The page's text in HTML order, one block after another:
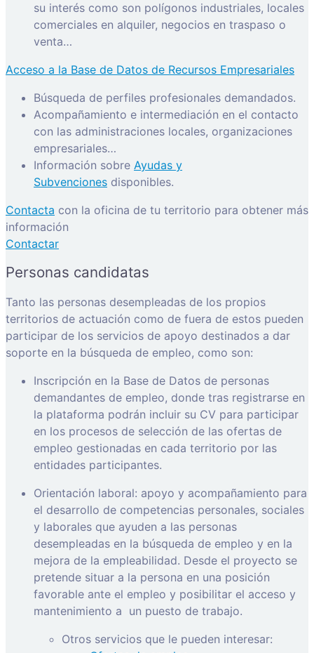
su interés como son polígonos industriales, locales
comerciales en alquiler, negocios en traspaso o
venta…
Acceso a la Base de Datos de Recursos Empresariales
Búsqueda de perfiles profesionales demandados.
Acompañamiento e intermediación en el contacto
con las administraciones locales, organizaciones
empresariales…
Información sobre Ayudas y
Subvenciones disponibles.
Contacta con la oficina de tu territorio para obtener más
información
Contactar
Personas candidatas
Tanto las personas desempleadas de los propios
territorios de actuación como de fuera de estos pueden
participar de los servicios de apoyo destinados a dar
soporte en la búsqueda de empleo, como son:
Inscripción en la Base de Datos de personas
demandantes de empleo, donde tras registrarse en
la plataforma podrán incluir su CV para participar
en los procesos de selección de las ofertas de
empleo gestionadas en cada territorio por las
entidades participantes.
Orientación laboral: apoyo y acompañamiento para
el desarrollo de competencias personales, sociales
y laborales que ayuden a las personas
desempleadas en la búsqueda de empleo y en la
mejora de la empleabilidad. Desde el proyecto se
pretende situar a la persona en una posición
favorable ante el empleo y posibilitar el acceso y
mantenimiento a un puesto de trabajo.
Otros servicios que le pueden interesar: